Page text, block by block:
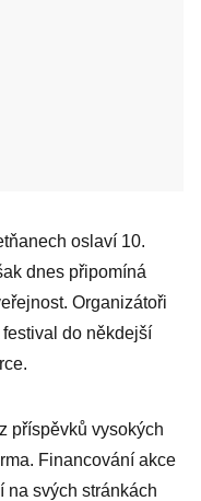
oslaví 10.
dnes připomíná
Organizátoři
do někdejší
příspěvků vysokých
Financování akce
na svých stránkách